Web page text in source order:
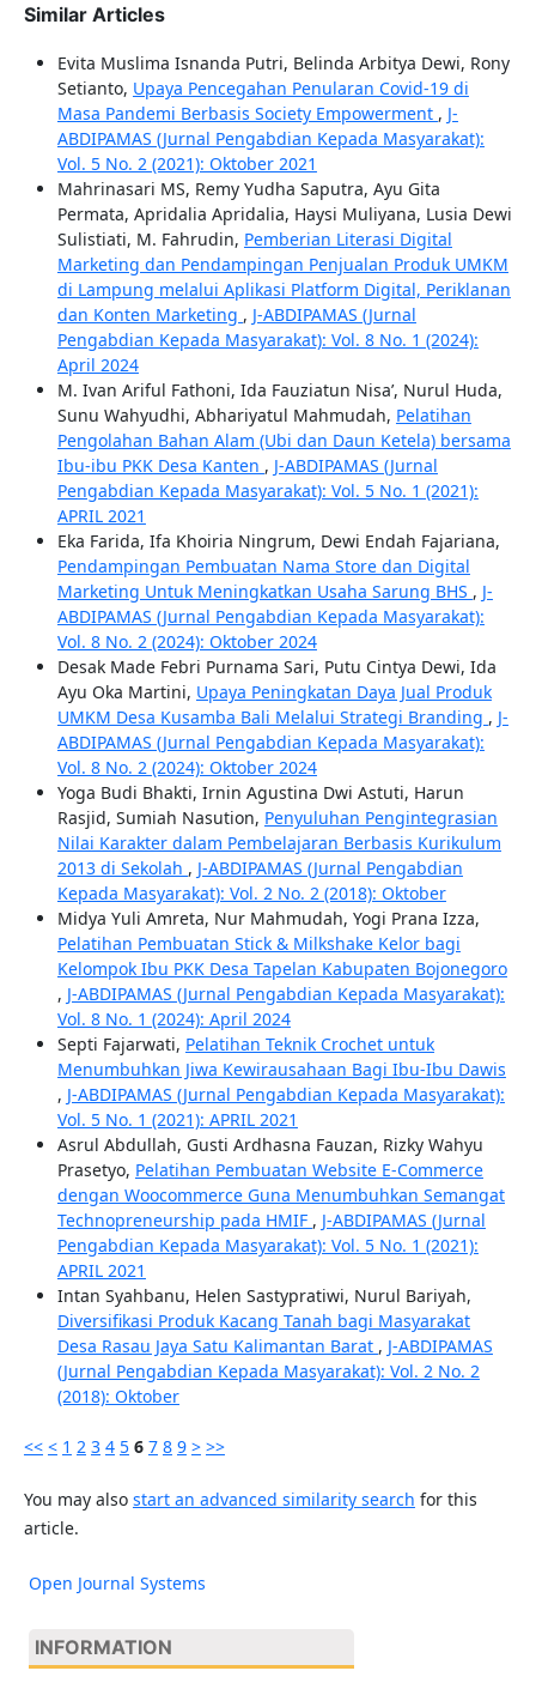
Similar Articles
Evita Muslima Isnanda Putri, Belinda Arbitya Dewi, Rony
Setianto, Upaya Pencegahan Penularan Covid-19 di
Masa Pandemi Berbasis Society Empowerment , J-
ABDIPAMAS (Jurnal Pengabdian Kepada Masyarakat):
Vol. 5 No. 2 (2021): Oktober 2021
Mahrinasari MS, Remy Yudha Saputra, Ayu Gita
Permata, Apridalia Apridalia, Haysi Muliyana, Lusia Dewi
Sulistiati, M. Fahrudin, Pemberian Literasi Digital
Marketing dan Pendampingan Penjualan Produk UMKM
di Lampung melalui Aplikasi Platform Digital, Periklanan
dan Konten Marketing , J-ABDIPAMAS (Jurnal
Pengabdian Kepada Masyarakat): Vol. 8 No. 1 (2024):
April 2024
M. Ivan Ariful Fathoni, Ida Fauziatun Nisa’, Nurul Huda,
Sunu Wahyudhi, Abhariyatul Mahmudah, Pelatihan
Pengolahan Bahan Alam (Ubi dan Daun Ketela) bersama
Ibu-ibu PKK Desa Kanten , J-ABDIPAMAS (Jurnal
Pengabdian Kepada Masyarakat): Vol. 5 No. 1 (2021):
APRIL 2021
Eka Farida, Ifa Khoiria Ningrum, Dewi Endah Fajariana,
Pendampingan Pembuatan Nama Store dan Digital
Marketing Untuk Meningkatkan Usaha Sarung BHS , J-
ABDIPAMAS (Jurnal Pengabdian Kepada Masyarakat):
Vol. 8 No. 2 (2024): Oktober 2024
Desak Made Febri Purnama Sari, Putu Cintya Dewi, Ida
Ayu Oka Martini, Upaya Peningkatan Daya Jual Produk
UMKM Desa Kusamba Bali Melalui Strategi Branding , J-
ABDIPAMAS (Jurnal Pengabdian Kepada Masyarakat):
Vol. 8 No. 2 (2024): Oktober 2024
Yoga Budi Bhakti, Irnin Agustina Dwi Astuti, Harun
Rasjid, Sumiah Nasution, Penyuluhan Pengintegrasian
Nilai Karakter dalam Pembelajaran Berbasis Kurikulum
2013 di Sekolah , J-ABDIPAMAS (Jurnal Pengabdian
Kepada Masyarakat): Vol. 2 No. 2 (2018): Oktober
Midya Yuli Amreta, Nur Mahmudah, Yogi Prana Izza,
Pelatihan Pembuatan Stick & Milkshake Kelor bagi
Kelompok Ibu PKK Desa Tapelan Kabupaten Bojonegoro
, J-ABDIPAMAS (Jurnal Pengabdian Kepada Masyarakat):
Vol. 8 No. 1 (2024): April 2024
Septi Fajarwati, Pelatihan Teknik Crochet untuk
Menumbuhkan Jiwa Kewirausahaan Bagi Ibu-Ibu Dawis
, J-ABDIPAMAS (Jurnal Pengabdian Kepada Masyarakat):
Vol. 5 No. 1 (2021): APRIL 2021
Asrul Abdullah, Gusti Ardhasna Fauzan, Rizky Wahyu
Prasetyo, Pelatihan Pembuatan Website E-Commerce
dengan Woocommerce Guna Menumbuhkan Semangat
Technopreneurship pada HMIF , J-ABDIPAMAS (Jurnal
Pengabdian Kepada Masyarakat): Vol. 5 No. 1 (2021):
APRIL 2021
Intan Syahbanu, Helen Sastypratiwi, Nurul Bariyah,
Diversifikasi Produk Kacang Tanah bagi Masyarakat
Desa Rasau Jaya Satu Kalimantan Barat , J-ABDIPAMAS
(Jurnal Pengabdian Kepada Masyarakat): Vol. 2 No. 2
(2018): Oktober
<< < 1 2 3 4 5 6 7 8 9 > >>
You may also start an advanced similarity search for this
article.
Open Journal Systems
INFORMATION